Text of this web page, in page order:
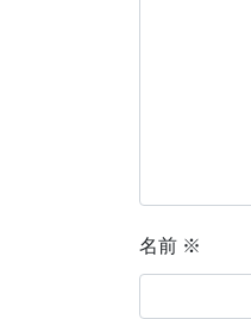
名前 ※